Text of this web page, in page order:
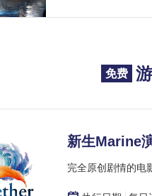
免费
新生Marine
完全原创剧情的电